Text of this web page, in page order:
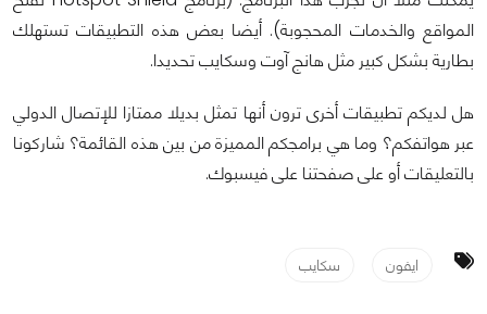
المواقع والخدمات المحجوبة). أيضا بعض هذه التطبيقات تستهلك
بطارية بشكل كبير مثل هانج آوت وسكايب تحديدا.
هل لديكم تطبيقات أخرى ترون أنها تمثل بديلا ممتازا للإتصال الدولي
عبر هواتفكم؟ وما هي برامجكم المميزة من بين هذه القائمة؟ شاركونا
بالتعليقات أو على صفحتنا على فيسبوك.
ايفون سكايب